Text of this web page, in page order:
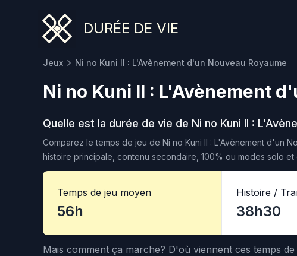
DURÉE DE VIE
Jeux Ni no Kuni II : L'Avènement d'un Nouveau Royaume
Ni no Kuni II : L'Avènement
Quelle est la durée de vie de Ni no Kuni II :
Comparez le temps de jeu de Ni no Kuni II : L'Avènement d'un
histoire principale, contenu secondaire, 100% ou modes solo
Temps de jeu moyen
56h
Histoire /
38h30
Mais comment ça marche? D'où viennent ces temps de